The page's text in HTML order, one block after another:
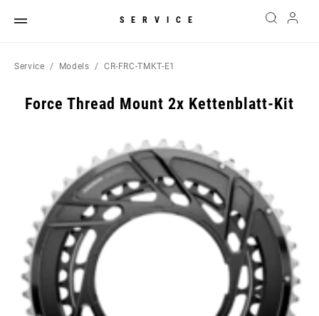
SERVICE
Service Models CR-FRC-TMKT-E1
Force Thread Mount 2x Kettenblatt-Kit